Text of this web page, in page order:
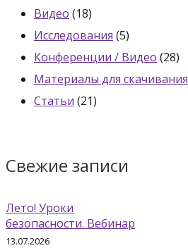
Видео (18)
Исследования (5)
Конференции / Видео (28)
Материалы для скачивания
Статьи (21)
Свежие записи
Лето! Уроки
безопасности. Вебинар
13.07.2026